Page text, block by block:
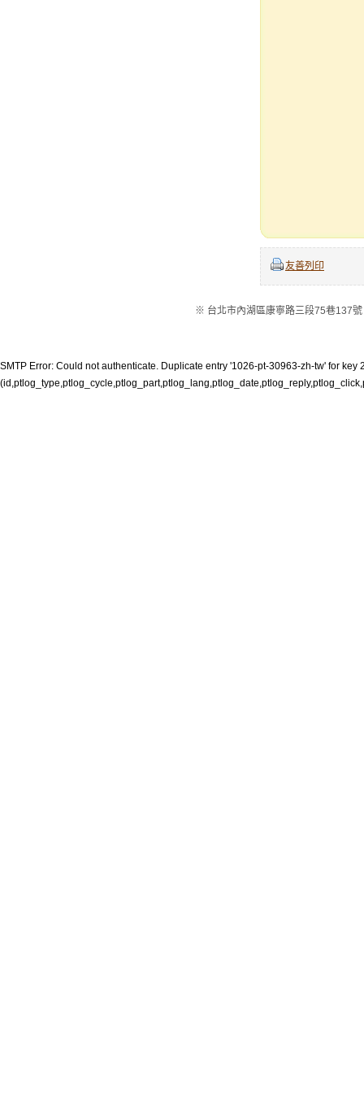
友善列印
※ 台北市內湖區康寧路三段75巷137
SMTP Error: Could not authenticate. Duplicate entry '1026-pt-30963-zh-tw' for key